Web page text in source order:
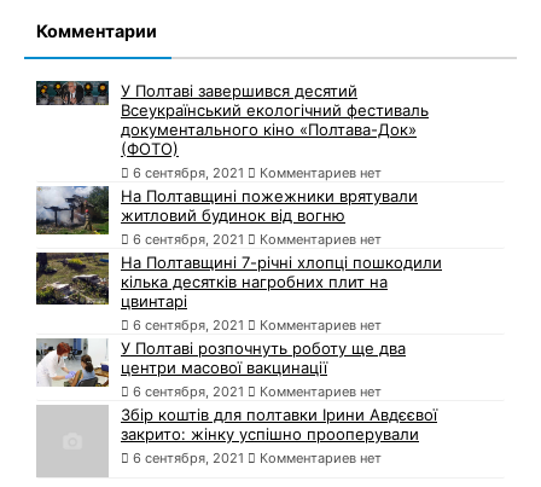
Комментарии
У Полтаві завершився десятий
Всеукраїнський екологічний фестиваль
документального кіно «Полтава-Док»
(ФОТО)
6 сентября, 2021 Комментариев нет
На Полтавщині пожежники врятували
житловий будинок від вогню
6 сентября, 2021 Комментариев нет
На Полтавщині 7-річні хлопці пошкодили
кілька десятків нагробних плит на
цвинтарі
6 сентября, 2021 Комментариев нет
У Полтаві розпочнуть роботу ще два
центри масової вакцинації
6 сентября, 2021 Комментариев нет
Збір коштів для полтавки Ірини Авдєєвої
закрито: жінку успішно прооперували
6 сентября, 2021 Комментариев нет